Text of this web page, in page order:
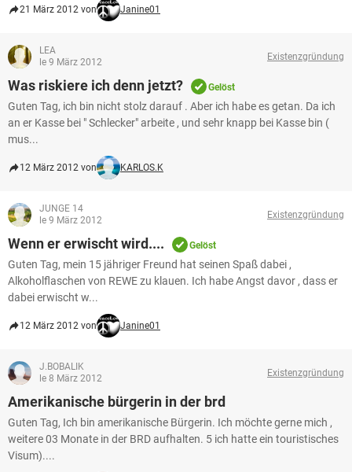
21 März 2012 von Janine01
LEA
le 9 März 2012
Existenzgründung
Was riskiere ich denn jetzt? Gelöst
Guten Tag, ich bin nicht stolz darauf . Aber ich habe es getan. Da ich
an er Kasse bei " Schlecker" arbeite , und sehr knapp bei Kasse bin (
mus...
12 März 2012 von KARLOS.K
JUNGE 14
le 9 März 2012
Existenzgründung
Wenn er erwischt wird.... Gelöst
Guten Tag, mein 15 jähriger Freund hat seinen Spaß dabei ,
Alkoholflaschen von REWE zu klauen. Ich habe Angst davor , dass er
dabei erwischt w...
12 März 2012 von Janine01
J.BOBALIK
le 8 März 2012
Existenzgründung
Amerikanische bürgerin in der brd
Guten Tag, Ich bin amerikanische Bürgerin. Ich möchte gerne mich ,
weitere 03 Monate in der BRD aufhalten. 5 ich hatte ein touristisches
Visum)....